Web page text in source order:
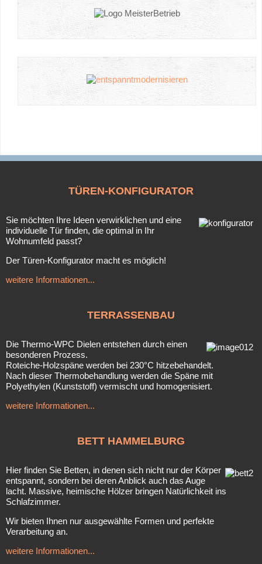
TÜREN-KONFIGURATOR
Sie möchten Ihre Ideen verwirklichen und eine
individuelle Tür finden, die optimal in Ihr
Wohnumfeld passt?
Der Türen-Konfigurator macht es möglich!
weitere Informationen...
TERRASSENBAU
Die Thermo-WPC Dielen entstehen durch einen
besonderen Prozess.
Roteiche-Holzspäne werden bei 230°C hitzebehandelt.
Nach dieser Thermobehandlung werden die Späne mit
Polyethylen (Kunststoff) vermischt und homogenisiert.
weitere Informationen...
BETT HAMMELBURG
Hier finden Sie Betten, in denen sich nicht nur der Körper
entspannt, sondern bei deren Anblick auch das Auge
lacht. Massive, heimische Hölzer bringen Natürlichkeit ins
Schlafzimmer.
Wir bieten Ihnen nur ausgewählte Formen und perfekte
Verarbeitung an.
weitere Informationen...